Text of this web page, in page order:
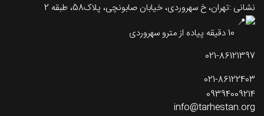
نشانی :تهران، خ سهروردی، خیابان صابونچی، پلاک58، طبقه 2
021-86121397
021-86122403
09394009214
info@tarhestan.org